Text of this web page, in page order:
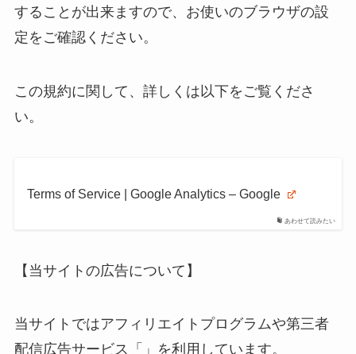
することが出来ますので、お使いのブラウザの設
定をご確認ください。
この規約に関して、詳しくは以下をご覧くださ
い。
あわせて読みたい
Terms of Service | Google Analytics – Google
【当サイトの広告について】
当サイトではアフィリエイトプログラムや第三者
配信広告サービス「」を利用しています。